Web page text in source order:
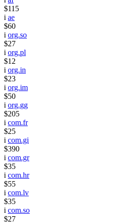
$115
i ae
$60
i org.so
$27
i org.pl
$12
i org.in
$23
i org.im
$50
i org.gg
$205
i com.fr
$25
i com.gi
$390
i com.gr
$35
i com.hr
$55
i com.lv
$35
i com.so
$27